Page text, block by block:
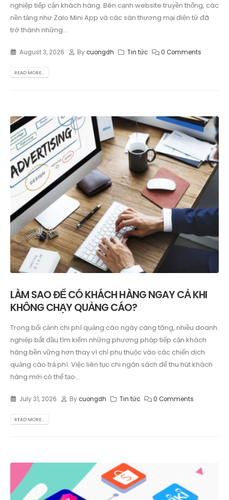
nghiệp tiếp cận khách hàng. Bên cạnh website truyền thống, các
nền tảng như Zalo Mini App và các sàn thương mại điện tử đã
trở thành những...
August 3, 2026 Bycuongdh Tin tức 0 Comments
READ MORE...
LÀM SAO ĐỂ CÓ KHÁCH HÀNG NGAY CẢ KHI
KHÔNG CHẠY QUẢNG CÁO?
Trong bối cảnh chi phí quảng cáo ngày càng tăng, nhiều doanh
nghiệp bắt đầu tìm kiếm những phương pháp tiếp cận khách
hàng bền vững hơn thay vì chỉ phụ thuộc vào các chiến dịch
quảng cáo trả phí. Việc liên tục chi ngân sách để thu hút khách
hàng mới có thể tạo...
July 31, 2026 Bycuongdh Tin tức 0 Comments
READ MORE...